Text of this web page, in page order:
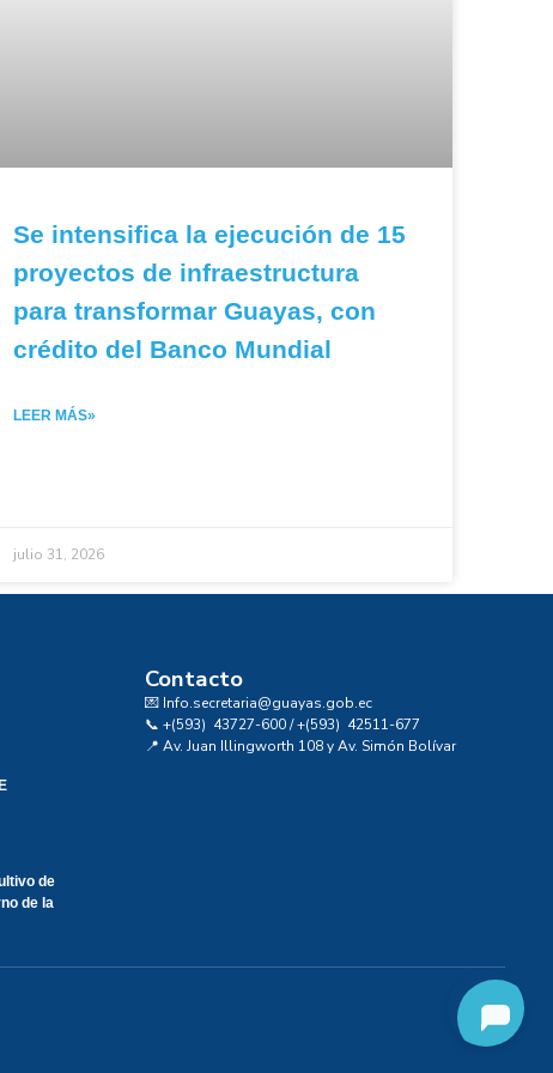
Se intensifica la ejecución de 15
proyectos de infraestructura
para transformar Guayas, con
crédito del Banco Mundial
LEER MÁS»
julio 31, 2026
de
de la
Contacto
💌 Info.secretaria@guayas.gob.ec
📞 +(593) 43727-600 / +(593) 42511-677
📍 Av. Juan Illingworth 108 y Av. Simón Bolívar